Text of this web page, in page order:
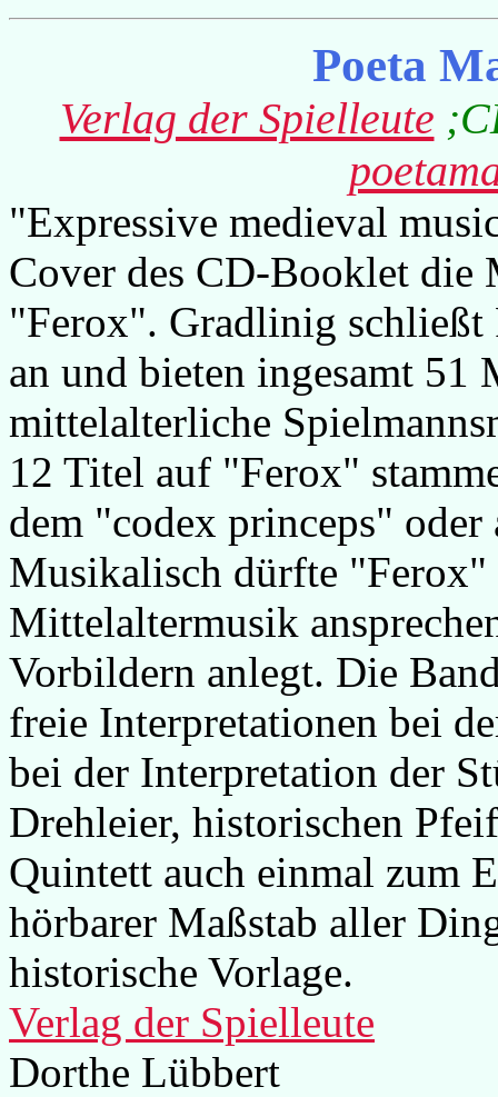
Poeta
Verlag der Spielleute
"Expressive medieval
Cover des CD-Booklet die
"Ferox". Gradlinig schließt
an und bieten ingesamt
mittelalterliche
12 Titel auf "Ferox"
dem "codex princeps" oder
Musikalisch dürfte "Ferox"
Mittelaltermusik
Vorbildern anlegt. Die
freie Interpretationen bei
bei der Interpretation der
Drehleier, historischen
Quintett auch einmal zum
hörbarer Maßstab aller
historische Vorlage.
Verlag der Spielleute
Dorthe Lübbert